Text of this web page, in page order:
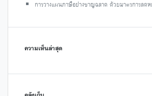
การวางแผนภาษีอย่างชาญฉลาด ด้วยมาตรการลด
ความเห็นล่าสุด